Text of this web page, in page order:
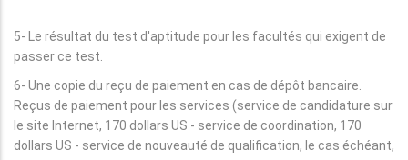
5- Le résultat du test d'aptitude pour les facultés qui exigent de
passer ce test.
6- Une copie du reçu de paiement en cas de dépôt bancaire.
Reçus de paiement pour les services (service de candidature sur
le site Internet, 170 dollars US - service de coordination, 170
dollars US - service de nouveauté de qualification, le cas échéant,